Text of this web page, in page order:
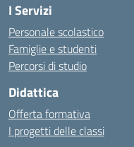
I Servizi
Personale scolastico
Famiglie e studenti
Percorsi di studio
Didattica
Offerta formativa
I progetti delle classi